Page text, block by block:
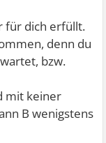
für dich erfüllt.
denn du
bzw.
mit keiner
B wenigstens